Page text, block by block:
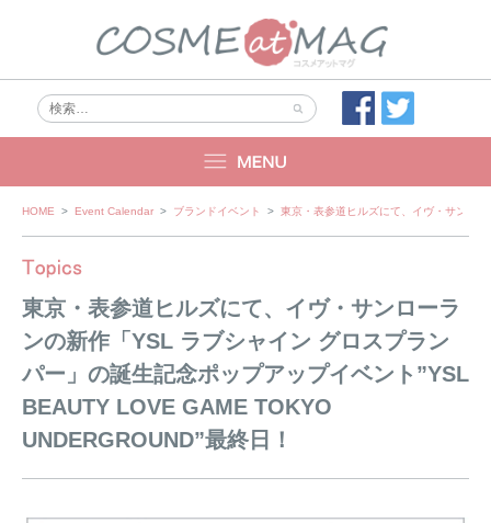
Skip
HOME > Event Calendar > ブランドイベント > 東京・表参道ヒルズにて、イヴ・サンロ
東京・表参道ヒルズにて、イヴ・サンローラ
ンの新作「YSL ラブシャイン グロスプラン
パー」の誕生記念ポップアップイベント”YSL
BEAUTY LOVE GAME TOKYO
UNDERGROUND”最終日！